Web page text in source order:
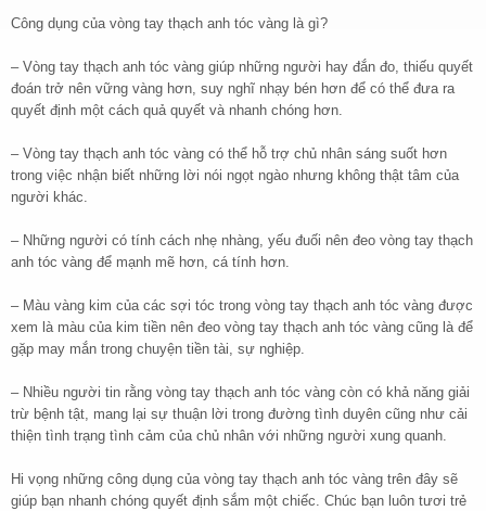
Công dụng của vòng tay thạch anh tóc vàng là gì?
– Vòng tay thạch anh tóc vàng giúp những người hay đắn đo, thiếu quyết
đoán trở nên vững vàng hơn, suy nghĩ nhạy bén hơn để có thể đưa ra
quyết định một cách quả quyết và nhanh chóng hơn.
– Vòng tay thạch anh tóc vàng có thể hỗ trợ chủ nhân sáng suốt hơn
trong việc nhận biết những lời nói ngọt ngào nhưng không thật tâm của
người khác.
– Những người có tính cách nhẹ nhàng, yếu đuối nên đeo vòng tay thạch
anh tóc vàng để mạnh mẽ hơn, cá tính hơn.
– Màu vàng kim của các sợi tóc trong vòng tay thạch anh tóc vàng được
xem là màu của kim tiền nên đeo vòng tay thạch anh tóc vàng cũng là để
gặp may mắn trong chuyện tiền tài, sự nghiệp.
– Nhiều người tin rằng vòng tay thạch anh tóc vàng còn có khả năng giải
trừ bệnh tật, mang lại sự thuận lời trong đường tình duyên cũng như cải
thiện tình trạng tình cảm của chủ nhân với những người xung quanh.
Hi vọng những công dụng của vòng tay thạch anh tóc vàng trên đây sẽ
giúp bạn nhanh chóng quyết định sắm một chiếc. Chúc bạn luôn tươi trẻ